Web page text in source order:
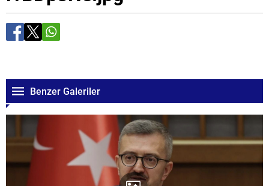
Benzer Galeriler